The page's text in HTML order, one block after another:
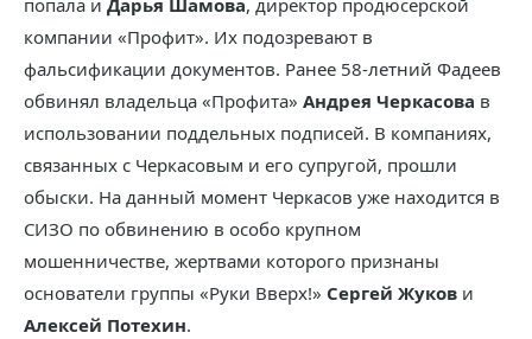
попала и Дарья Шамова, директор продюсерской
компании «Профит». Их подозревают в
фальсификации документов. Ранее 58-летний Фадеев
обвинял владельца «Профита» Андрея Черкасова в
использовании поддельных подписей. В компаниях,
связанных с Черкасовым и его супругой, прошли
обыски. На данный момент Черкасов уже находится в
СИЗО по обвинению в особо крупном
мошенничестве, жертвами которого признаны
основатели группы «Руки Вверх!» Сергей Жуков и
Алексей Потехин.